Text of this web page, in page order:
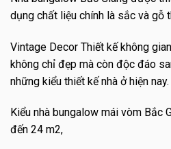
dụng chất liệu chính là sắc và gỗ
Vintage Decor Thiết kế không
không chỉ đẹp mà còn độc đáo
những kiểu thiết kế nhà ở hiện nay.
Kiểu nhà bungalow mái vòm Bắc
đến 24 m2,